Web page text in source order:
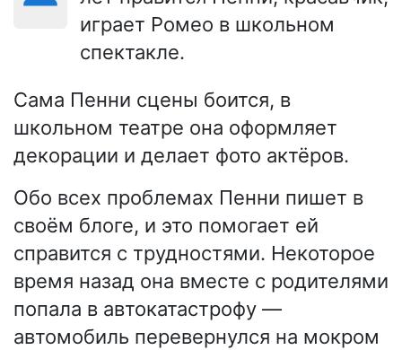
играет Ромео в школьном
спектакле.
Сама Пенни сцены боится, в
школьном театре она оформляет
декорации и делает фото актёров.
Обо всех проблемах Пенни пишет в
своём блоге, и это помогает ей
справится с трудностями. Некоторое
время назад она вместе с родителями
попала в автокатастрофу —
автомобиль перевернулся на мокром